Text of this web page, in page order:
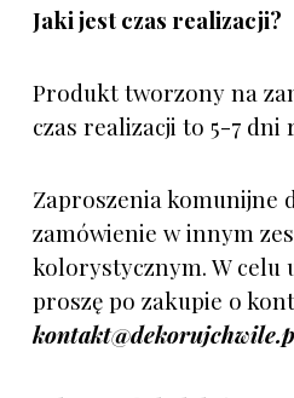
Jaki jest czas realizacji?
Produkt tworzony na
czas realizacji to 5-7 dni
Zaproszenia komunijne
zamówienie w innym
kolorystycznym.W celu
proszę po zakupie o